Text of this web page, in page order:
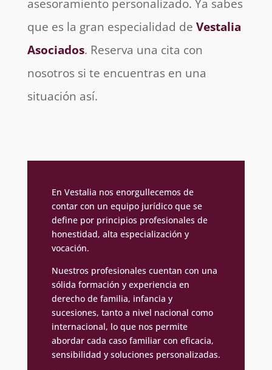
asesoramiento personalizado. Ya sabes
que es la gran especialidad de Vestalia
Asociados. Reserva una cita con
nosotros si te encuentras en una
situación así.
En Vestalia nos enorgullecemos de
contar con un equipo jurídico que se
define por principios profesionales de
honestidad, alta especialización y
vocación.
Nuestros profesionales cuentan con una
sólida formación y experiencia en
derecho de familia, infancia y
sucesiones, tanto a nivel nacional como
internacional, lo que nos permite
abordar cada caso familiar con eficacia,
sensibilidad y soluciones personalizadas.